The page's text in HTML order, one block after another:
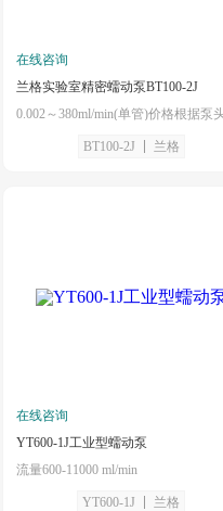
在线咨询
兰格实验室精密蠕动泵BT100-2J
BT100-2J 兰格
在线咨询
YT600-1J工业型蠕动泵
流量600-11000 ml/min
YT600-1J 兰格